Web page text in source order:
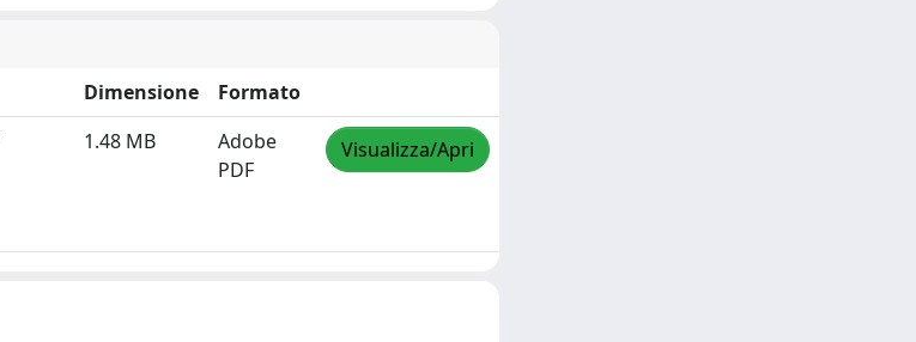
Dimensione
Formato
1.48 MB
Adobe
PDF
Visualizza/Apri